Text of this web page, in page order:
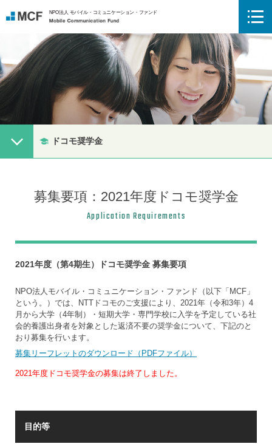
NPO法人 モバイル・コミュニケーション・ファンド
ドコモ奨学金
募集要項 ：2021年度ドコモ奨学金
Application Requirements
2021年度（第4期生）ドコモ奨学金 募集要項
NPO法人モバイル・コミュニケーション・ファンド（以下「MCF」
という。）では、NTTドコモのご支援により、2021年（令和3年）4
月から大学（4年制）・短期大学・専門学校に入学を予定している社
会的養護出身者を対象とした返済不要の奨学金について、下記のと
おり募集を行います。
募集リーフレットのダウンロード（PDFファイル）
2021年度ドコモ奨学金の募集は終了しました。
目的等